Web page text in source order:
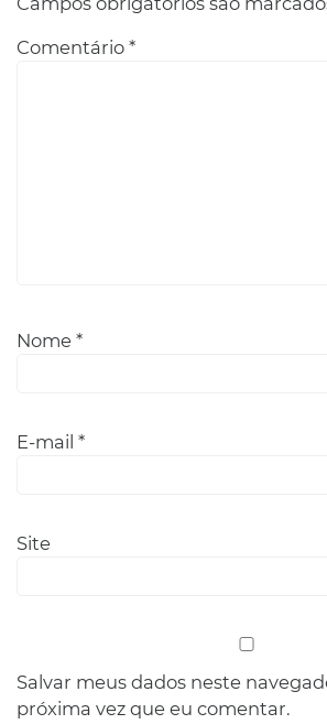
Comentário *
Nome *
E-mail *
Site
Salvar meus dados neste
próxima vez que eu comentar.